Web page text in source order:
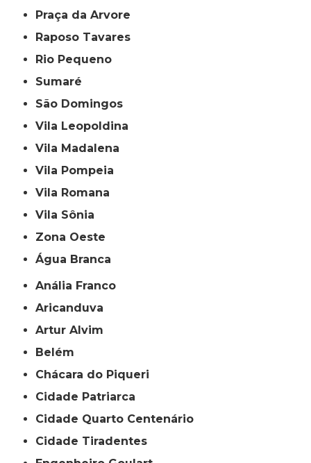
Praça da Arvore
Raposo Tavares
Rio Pequeno
Sumaré
São Domingos
Vila Leopoldina
Vila Madalena
Vila Pompeia
Vila Romana
Vila Sônia
Zona Oeste
Água Branca
Anália Franco
Aricanduva
Artur Alvim
Belém
Chácara do Piqueri
Cidade Patriarca
Cidade Quarto Centenário
Cidade Tiradentes